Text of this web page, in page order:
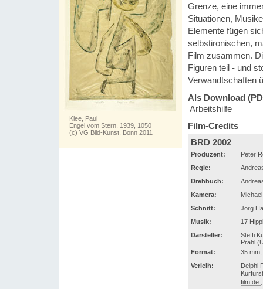
Klee, Paul
Engel vom Stern, 1939, 1050
(c) VG Bild-Kunst, Bonn 2011
Grenze, eine
Situationen,
Elemente fügen
selbstironischen,
Film zusammen.
Figuren teil - und
Verwandtschaften
Als Download
Arbeitshilfe
Film-Credits
BRD 2002
Produzent:
Peter
Regie:
Drehbuch:
Kamera:
Schnitt:
Jörg
Musik:
17
Darsteller:
Steffi
Prahl
Format:
35
Verleih:
Delphi
film.de